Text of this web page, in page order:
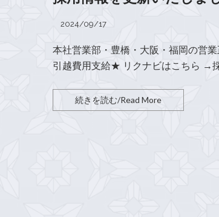
2024/09/17
本社営業部・豊橋・大阪・福岡の営
引越費用支給★ リクナビはこちら →
続きを読む/Read More